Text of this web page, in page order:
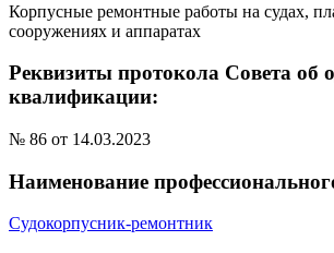
Корпусные ремонтные работы на судах,
сооружениях и аппаратах
Реквизиты протокола Совета об
квалификации:
№ 86 от 14.03.2023
Наименование
Судокорпусник-ремонтник